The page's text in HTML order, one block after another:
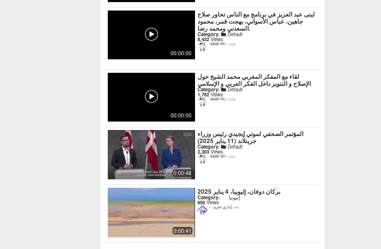
00:00:00
لبنى عبد العزيز في برنامج مع الناس تحاور صلاح
جاهين، عباس الأسواني، بهجت قمر، محمود
السعدني ومحمد رضا.
Category: Default
8,432Views
salah kh 1 year
00:00:00
لقاء مع المفكر المغربي محمد الشيخ حول
الإصلاح و التنوير داخل الفكر العربي و الإسلامي
Category: Default
1,762Views
salah kh 1 year
0:00:48
المؤتمر الصحفي لموتي إيجيدي رئيس وزراء
جرينلاند (11 يناير 2025)
Category: Default
2,303Views
salah kh 1 year
0:00:41
بركان دوفان، إثيوبيا، 4 يناير 2025
Category: إثيوبيا
650 Views
إداري-تغريد 1 year